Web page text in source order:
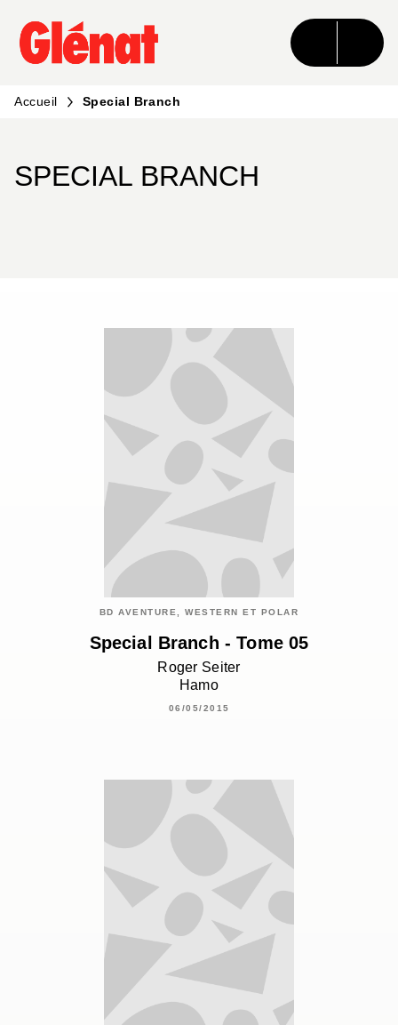
MENU RECHERCHE CONTENU
PIED DE PAGE
Accueil Special Branch
SPECIAL BRANCH
BD AVENTURE, WESTERN ET POLAR
Special Branch - Tome 05
Roger Seiter
Hamo
06/05/2015